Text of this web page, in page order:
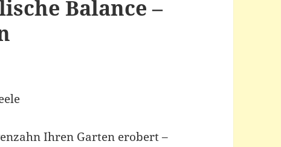
Balance –
Ihren Garten erobert –